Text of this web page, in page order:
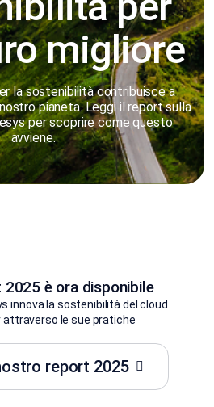
migliore
la sostenibilità contribuisce a
pianeta. Leggi il report sulla
per scoprire come questo
avviene.
è ora disponibile
innova la sostenibilità del cloud
le sue pratiche
report 2025